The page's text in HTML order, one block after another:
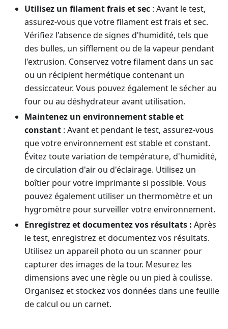
Utilisez un filament frais et sec : Avant le test,
assurez-vous que votre filament est frais et sec.
Vérifiez l'absence de signes d'humidité, tels que
des bulles, un sifflement ou de la vapeur pendant
l'extrusion. Conservez votre filament dans un sac
ou un récipient hermétique contenant un
dessiccateur. Vous pouvez également le sécher au
four ou au déshydrateur avant utilisation.
Maintenez un environnement stable et
constant : Avant et pendant le test, assurez-vous
que votre environnement est stable et constant.
Évitez toute variation de température, d'humidité,
de circulation d'air ou d'éclairage. Utilisez un
boîtier pour votre imprimante si possible. Vous
pouvez également utiliser un thermomètre et un
hygromètre pour surveiller votre environnement.
Enregistrez et documentez vos résultats : Après
le test, enregistrez et documentez vos résultats.
Utilisez un appareil photo ou un scanner pour
capturer des images de la tour. Mesurez les
dimensions avec une règle ou un pied à coulisse.
Organisez et stockez vos données dans une feuille
de calcul ou un carnet.